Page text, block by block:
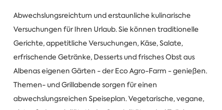
Abwechslungsreichtum und erstaunliche kulinarische
Versuchungen für Ihren Urlaub. Sie können traditionelle
Gerichte, appetitliche Versuchungen, Käse, Salate,
erfrischende Getränke, Desserts und frisches Obst aus
Albenas eigenen Gärten - der Eco Agro-Farm - genießen.
Themen- und Grillabende sorgen für einen
abwechslungsreichen Speiseplan. Vegetarische, vegane,